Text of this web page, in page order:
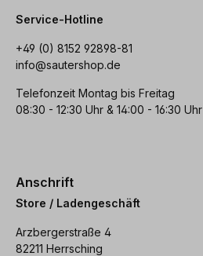
Service-Hotline
+49 (0) 8152 92898-81
info@sautershop.de
Telefonzeit Montag bis Freitag
08:30 - 12:30 Uhr & 14:00 - 16:30 Uhr
Anschrift
Store / Ladengeschäft
Arzbergerstraße 4
82211 Herrsching